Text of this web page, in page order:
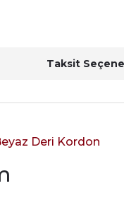
Taksit
Deri Kordon